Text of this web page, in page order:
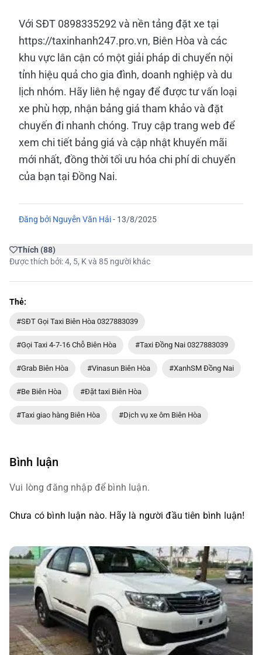
Với SĐT 0898335292 và nền tảng đặt xe tại
https://taxinhanh247.pro.vn, Biên Hòa và các
khu vực lân cận có một giải pháp di chuyển nội
tỉnh hiệu quả cho gia đình, doanh nghiệp và du
lịch nhóm. Hãy liên hệ ngay để được tư vấn loại
xe phù hợp, nhận bảng giá tham khảo và đặt
chuyến đi nhanh chóng. Truy cập trang web để
xem chi tiết bảng giá và cập nhật khuyến mãi
mới nhất, đồng thời tối ưu hóa chi phí di chuyển
của bạn tại Đồng Nai.
Đăng bởi Nguyễn Văn Hải- 13/8/2025
Thích (88)
Được thích bởi:4, 5, K và 85 người khác
Thẻ:
#SĐT Gọi Taxi Biên Hòa 0327883039
#Gọi Taxi 4-7-16 Chỗ Biên Hòa #Taxi Đồng Nai 0327883039
#Grab Biên Hòa #Vinasun Biên Hòa #XanhSM Đồng Nai
#Be Biên Hòa #Đặt taxi Biên Hòa
#Taxi giao hàng Biên Hòa #Dịch vụ xe ôm Biên Hòa
Bình luận
Vui lòng đăng nhập để bình luận.
Chưa có bình luận nào. Hãy là người đầu tiên bình luận!